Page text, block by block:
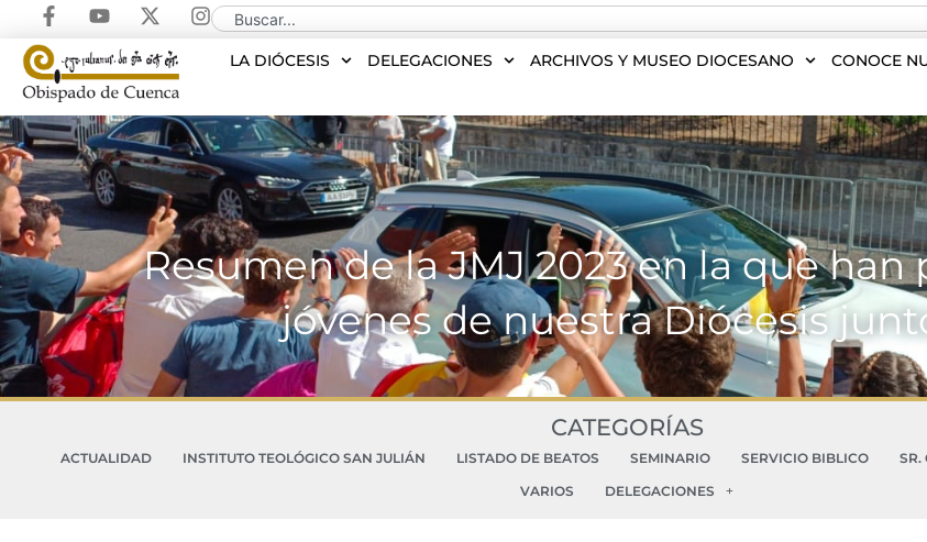
LA DIÓCESIS DELEGACIONES ARCHIVOS Y MUSEO DIOCESANO CONOCE
Resumen de la JMJ 2023 en la que
jóvenes de nuestra Diócesis
CATEGORÍAS
ACTUALIDAD INSTITUTO TEOLÓGICO SAN JULIÁN LISTADO DE BEATOS SEMINARIO SERVICIO BIBLICO SR.
VARIOS
DELEGACIONES